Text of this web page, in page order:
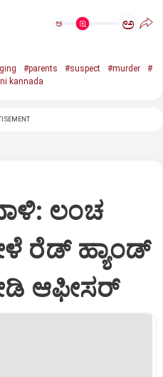
ಅ ಅ
#parents #suspect #murder
#
kannada
ಲಂಚ
ರೆಡ್ ಹ್ಯಾಂಡ್
ಆಫೀಸರ್